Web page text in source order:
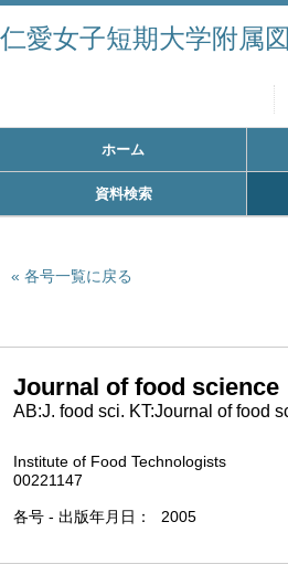
仁愛女子短期大学附属
ホーム
資料検索
各号一覧に戻る
Journal of food science
AB:J. food sci. KT:Journal of food
Institute of Food Technologists
00221147
各号 - 出版年月日 2005